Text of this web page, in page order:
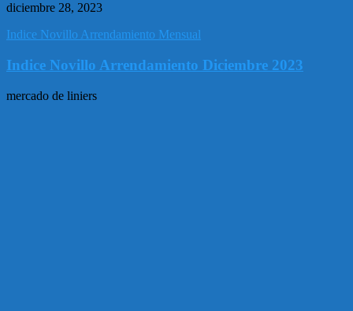
diciembre 28, 2023
Indice Novillo Arrendamiento Mensual
Indice Novillo Arrendamiento Diciembre 2023
mercado de liniers